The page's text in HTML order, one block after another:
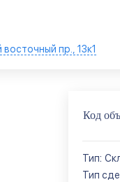
пр., 13к1
Код
Тип:
Тип